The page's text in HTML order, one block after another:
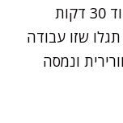
הכנת הרולדה אורכת כ-25 דקות, עם עוד 30 דקות
שזו עבודה
ונמסה